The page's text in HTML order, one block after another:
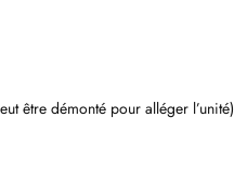
être démonté pour alléger l’unité)